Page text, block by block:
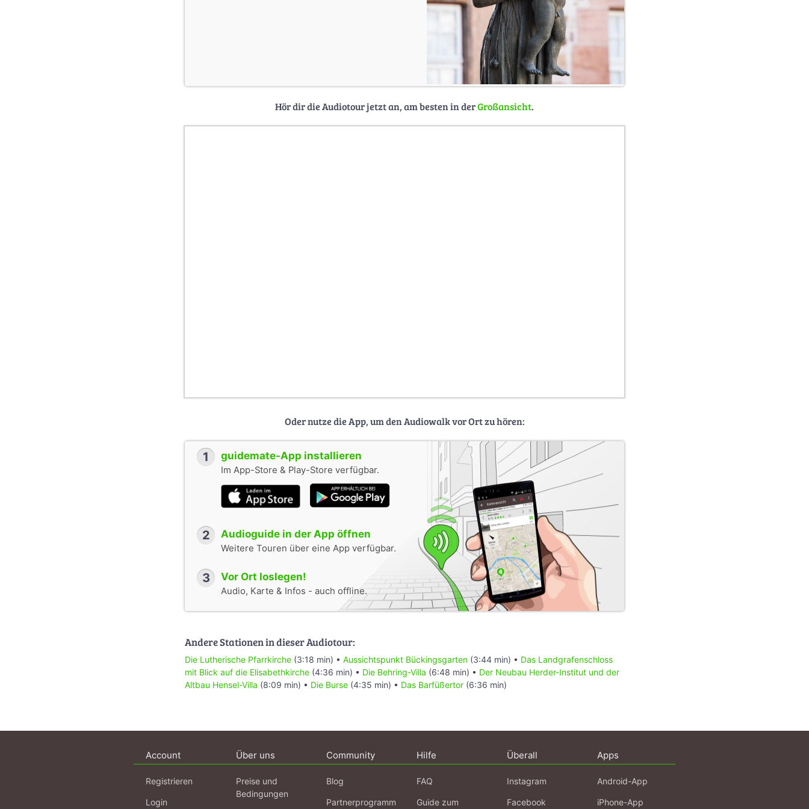
Hör dir die Audiotour jetzt an, am besten in derGroßansicht.
Oder nutze die App, um den Audiowalk vor Ort zu hören:
1 guidemate-App installieren
Im App-Store & Play-Store verfügbar.
2 Audioguide in der App öffnen
Weitere Touren über eine App verfügbar.
3 Vor Ort loslegen!
Audio, Karte & Infos - auch offline.
Andere Stationen in dieser Audiotour:
Die Lutherische Pfarrkirche (3:18 min) • Aussichtspunkt Bückingsgarten (3:44 min) • Das Landgrafenschloss
mit Blick auf die Elisabethkirche (4:36 min) • Die Behring-Villa (6:48 min) • Der Neubau Herder-Institut und der
Altbau Hensel-Villa (8:09 min) • Die Burse (4:35 min) • Das Barfüßertor (6:36 min)
Account
Registrieren
Login
Über uns
Preise und
Bedingungen
Community
Blog
Partnerprogramm
Hilfe
FAQ
Guide zum
Überall
Instagram
Facebook
Apps
Android-App
iPhone-App